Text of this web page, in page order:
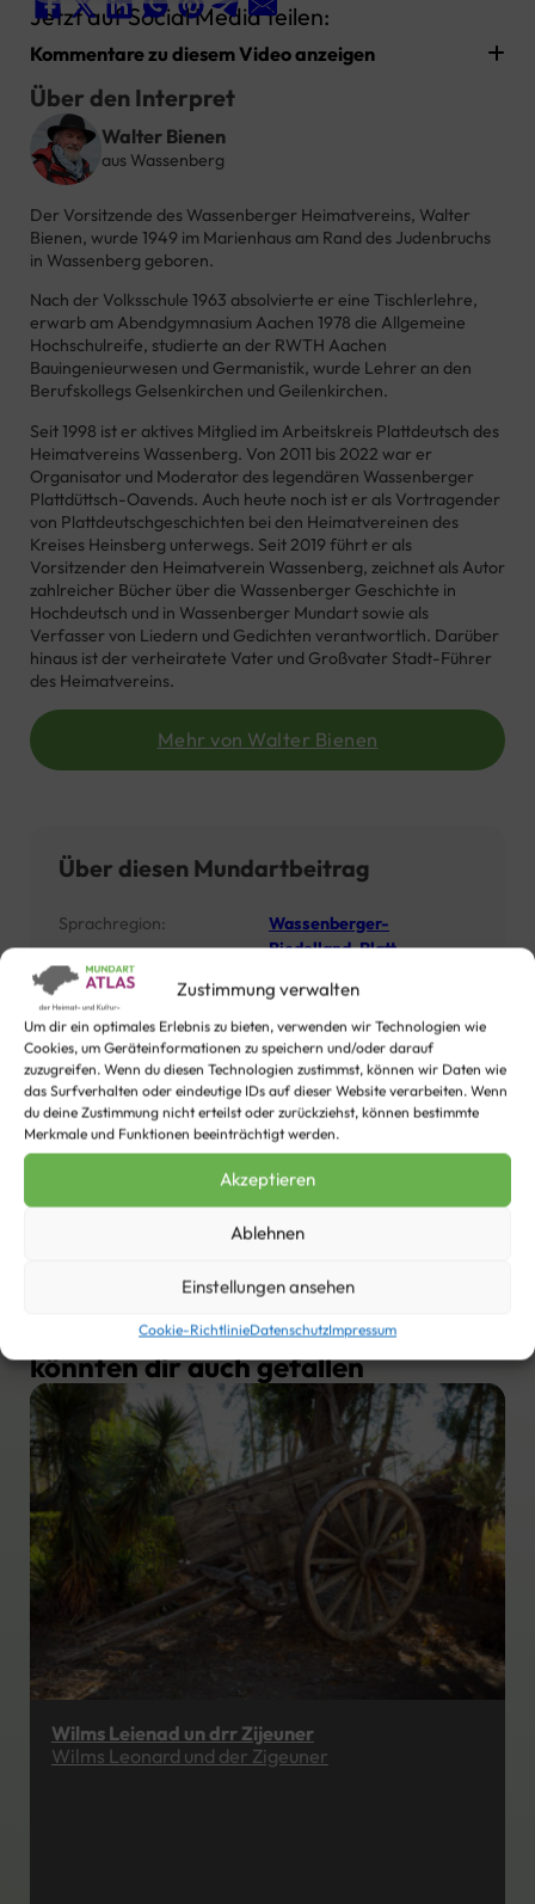
Zustimmung verwalten
Um dir ein optimales Erlebnis zu bieten, verwenden wir Technologien wie
Cookies, um Geräteinformationen zu speichern und/oder darauf
zuzugreifen. Wenn du diesen Technologien zustimmst, können wir Daten wie
das Surfverhalten oder eindeutige IDs auf dieser Website verarbeiten. Wenn
du deine Zustimmung nicht erteilst oder zurückziehst, können bestimmte
Merkmale und Funktionen beeinträchtigt werden.
Akzeptieren
Ablehnen
Einstellungen ansehen
Cookie-RichtlinieDatenschutzImpressum
Jetzt auf Social Media teilen:
Kommentare zu diesem Video anzeigen
Über den Interpret
Walter Bienen
aus Wassenberg
Der Vorsitzende des Wassenberger Heimatvereins, Walter
Bienen, wurde 1949 im Marienhaus am Rand des Judenbruchs
in Wassenberg geboren.
Nach der Volksschule 1963 absolvierte er eine Tischlerlehre,
erwarb am Abendgymnasium Aachen 1978 die Allgemeine
Hochschulreife, studierte an der RWTH Aachen
Bauingenieurwesen und Germanistik, wurde Lehrer an den
Berufskollegs Gelsenkirchen und Geilenkirchen.
Seit 1998 ist er aktives Mitglied im Arbeitskreis Plattdeutsch des
Heimatvereins Wassenberg. Von 2011 bis 2022 war er
Organisator und Moderator des legendären Wassenberger
Plattdüttsch-Oavends. Auch heute noch ist er als Vortragender
von Plattdeutschgeschichten bei den Heimatvereinen des
Kreises Heinsberg unterwegs. Seit 2019 führt er als
Vorsitzender den Heimatverein Wassenberg, zeichnet als Autor
zahlreicher Bücher über die Wassenberger Geschichte in
Hochdeutsch und in Wassenberger Mundart sowie als
Verfasser von Liedern und Gedichten verantwortlich. Darüber
hinaus ist der verheiratete Vater und Großvater Stadt-Führer
des Heimatvereins.
Mehr von Walter Bienen
Über diesen Mundartbeitrag
Sprachregion:
Wassenberger-
Riedelland-Platt
Rubrik/en:
Der Beitrag wird
vorgetragen von:
Walter Bienen
1Personen haben diesem Video bisher ein "Gefällt mir"
gegeben. Wie sieht´s mit dir aus?
Diese Videos aus der Sprachregion
Wassenberger-Riedelland-Platt
könnten dir auch gefallen
Wilms Leienad un drr Zijeuner
Wilms Leonard und der Zigeuner